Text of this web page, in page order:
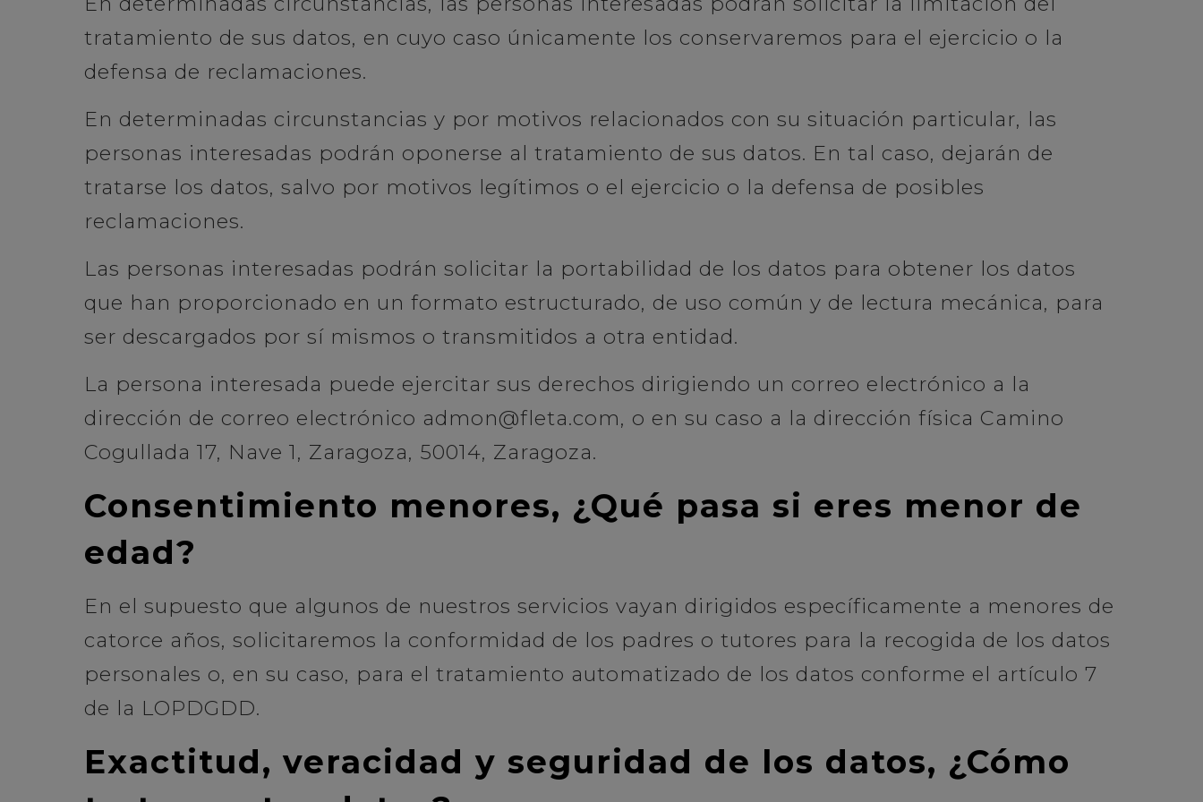
tratamiento de sus datos, en cuyo caso únicamente los conservaremos para el ejercicio o la
defensa de reclamaciones.
En determinadas circunstancias y por motivos relacionados con su situación particular, las
personas interesadas podrán oponerse al tratamiento de sus datos. En tal caso, dejarán de
tratarse los datos, salvo por motivos legítimos o el ejercicio o la defensa de posibles
reclamaciones.
Las personas interesadas podrán solicitar la portabilidad de los datos para obtener los datos
que han proporcionado en un formato estructurado, de uso común y de lectura mecánica, para
ser descargados por sí mismos o transmitidos a otra entidad.
La persona interesada puede ejercitar sus derechos dirigiendo un correo electrónico a la
dirección de correo electrónico admon@fleta.com, o en su caso a la dirección física Camino
Cogullada 17, Nave 1, Zaragoza, 50014, Zaragoza.
Consentimiento menores, ¿Qué pasa si eres menor de
edad?
En el supuesto que algunos de nuestros servicios vayan dirigidos específicamente a menores de
catorce años, solicitaremos la conformidad de los padres o tutores para la recogida de los datos
personales o, en su caso, para el tratamiento automatizado de los datos conforme el artículo 7
de la LOPDGDD.
Exactitud, veracidad y seguridad de los datos, ¿Cómo